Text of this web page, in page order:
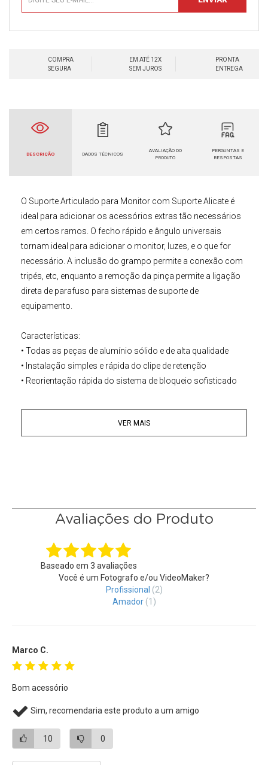
COMPRA
SEGURA
EM ATÉ 12X
SEM JUROS
PRONTA
ENTREGA
DESCRIÇÃO DADOS TÉCNICOS
AVALIAÇÃO DO
PRODUTO
PERGUNTAS E
RESPOSTAS
O Suporte Articulado para Monitor com Suporte Alicate é
ideal para adicionar os acessórios extras tão necessários
em certos ramos. O fecho rápido e ângulo universais
tornam ideal para adicionar o monitor, luzes, e o que for
necessário. A inclusão do grampo permite a conexão com
tripés , etc, enquanto a remoção da pinça permite a ligação
direta de parafuso para sistemas de suporte de
equipamento.
Características:
• Todas as peças de alumínio sólido e de alta qualidade
• Instalação simples e rápida do clipe de retenção
• Reorientação rápida do sistema de bloqueio sofisticado
1/4 "
• Plataforma DSLR facilmente expandi com acessórios
VER MAIS
Avaliações do Produto
Baseado em 3 avaliações
Você é um Fotografo e/ou VideoMaker?
Profissional (2)
Amador (1)
Marco C.
Bom acessório
Sim, recomendaria este produto a um amigo
10 0